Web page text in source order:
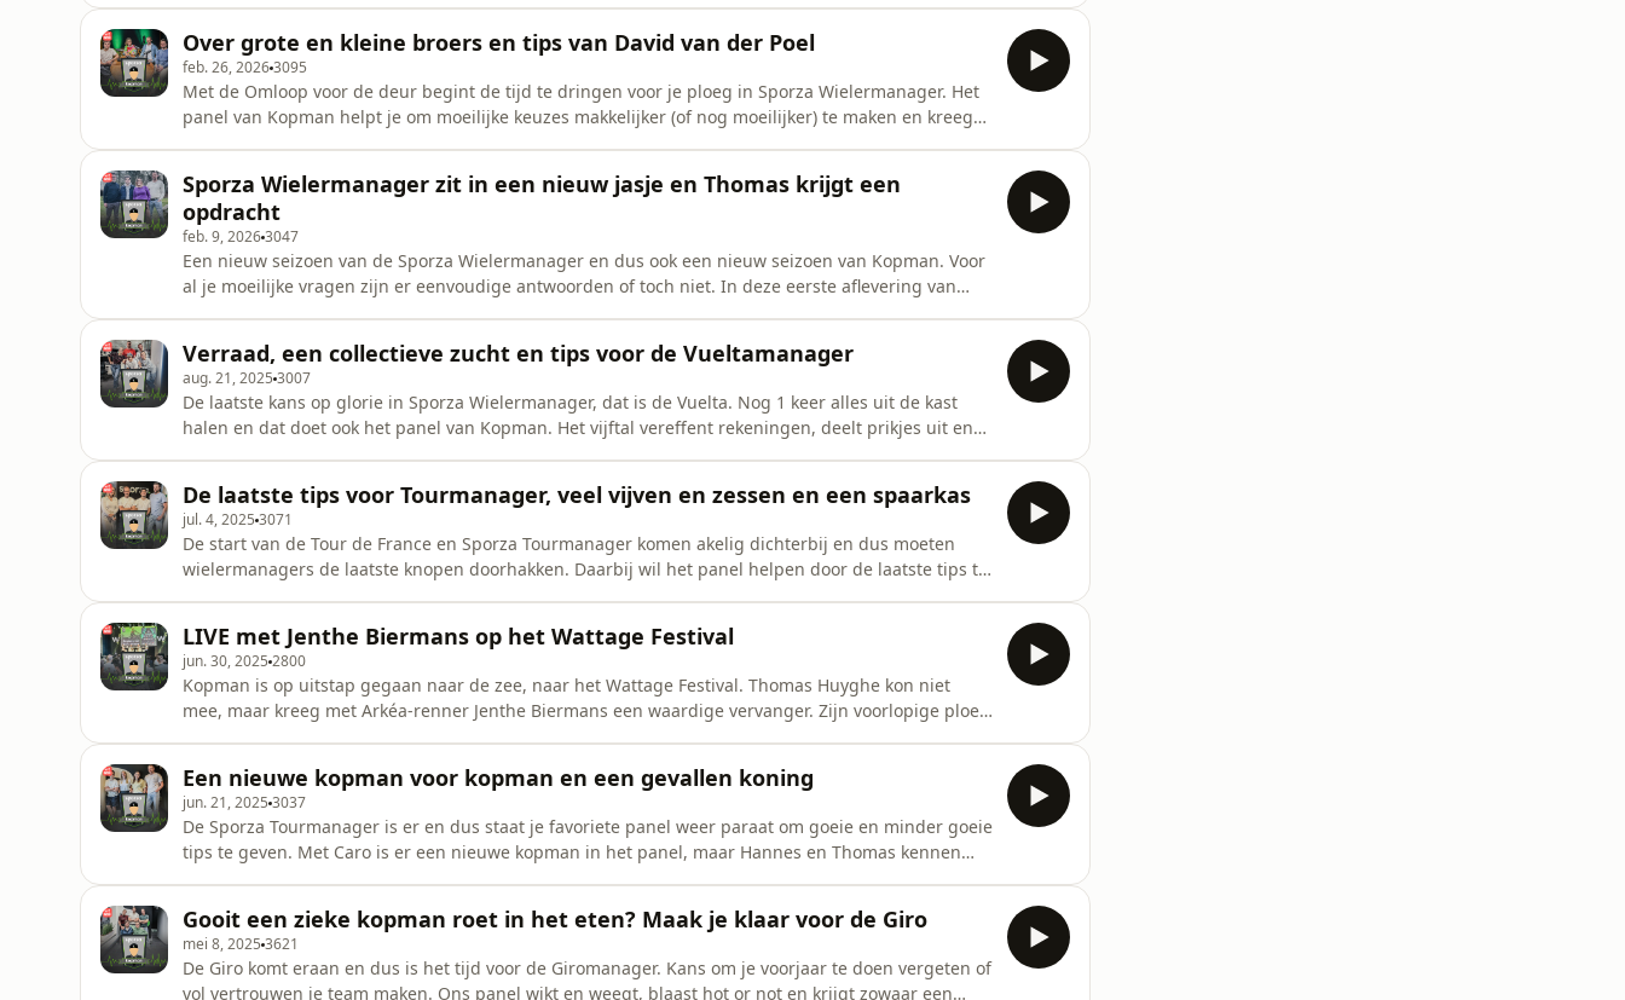
hulp.
Over grote en kleine broers en tips van David van der Poel
feb. 26, 20263095
Met de Omloop voor de deur begint de tijd te dringen voor je ploeg in Sporza Wielermanager. Het
panel van Kopman helpt je om moeilijke keuzes makkelijker (of nog moeilijker) te maken en kreeg
Sporza Wielermanager zit in een nieuw jasje en Thomas krijgt een
opdracht
feb. 9, 20263047
Een nieuw seizoen van de Sporza Wielermanager en dus ook een nieuw seizoen van Kopman. Voor
al je moeilijke vragen zijn er eenvoudige antwoorden of toch niet. In deze eerste aflevering van
opdracht. We namen
Verraad, een collectieve zucht en tips voor de Vueltamanager
aug. 21, 2025 3007
De laatste kans op glorie in Sporza Wielermanager, dat is de Vuelta. Nog 1 keer alles uit de kast
halen en dat doet ook het panel van Kopman. Het vijftal vereffent rekeningen, deelt prikjes uit en
De laatste tips voor Tourmanager, veel vijven en zessen en een spaarkas
jul. 4, 2025 3071
De start van de Tour de France en Sporza Tourmanager komen akelig dichterbij en dus moeten
wielermanagers de laatste knopen doorhakken. Daarbij wil het panel helpen door de laatste tips te
LIVE met Jenthe Biermans op het Wattage Festival
jun. 30, 2025 2800
Kopman is op uitstap gegaan naar de zee, naar het Wattage Festival. Thomas Huyghe kon niet
mee, maar kreeg met Arkéa-renner Jenthe Biermans een waardige vervanger. Zijn voorlopige ploeg
Een nieuwe kopman voor kopman en een gevallen koning
jun. 21, 2025 3037
De Sporza Tourmanager is er en dus staat je favoriete panel weer paraat om goeie en minder goeie
tips te geven. Met Caro is er een nieuwe kopman in het panel, maar Hannes en Thomas kennen
Gooit een zieke kopman roet in het eten? Maak je klaar voor de Giro
mei 8, 2025 3621
De Giro komt eraan en dus is het tijd voor de Giromanager. Kans om je voorjaar te doen vergeten of
vol vertrouwen je team maken. Ons panel wikt en weegt, blaast hot or not en krijgt zowaar een